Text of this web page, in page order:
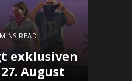
READ
exklusiven
August